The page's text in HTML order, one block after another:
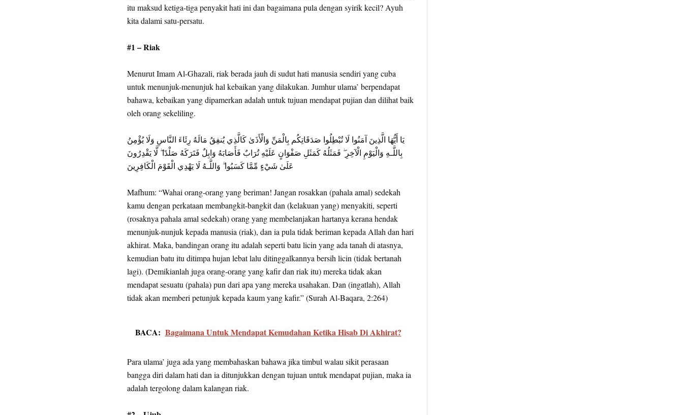
itu maksud ketiga-tiga penyakit hati ini dan bagaimana pula dengan syirik kecil? Ayuh
kita dalami satu-persatu.
#1 – Riak
Menurut Imam Al-Ghazali, riak berada jauh di sudut hati manusia sendiri yang cuba
untuk menunjuk-menunjuk hal kebaikan yang dilakukan. Jumhur ulama’ berpendapat
bahawa, kebaikan yang dipamerkan adalah untuk tujuan mendapat pujian dan dilihat baik
oleh orang sekeliling.
يَا أَيُّهَا الَّذِينَ آمَنُوا لَا تُبْطِلُوا صَدَقَاتِكُم بِالْمَنِّ وَالْأَذَىٰ كَالَّذِي يُنفِقُ مَالَهُ رِئَاءَ النَّاسِ وَلَا يُؤْمِنُ
بِاللَّـهِ وَالْيَوْمِ الْآخِرِ ۖ فَمَثَلُهُ كَمَثَلِ صَفْوَانٍ عَلَيْهِ تُرَابٌ فَأَصَابَهُ وَابِلٌ فَتَرَكَهُ صَلْدًا ۖ لَّا يَقْدِرُونَ
عَلَىٰ شَيْءٍ مِّمَّا كَسَبُوا ۗ وَاللَّـهُ لَا يَهْدِي الْقَوْمَ الْكَافِرِينَ
Mafhum: “Wahai orang-orang yang beriman! Jangan rosakkan (pahala amal) sedekah
kamu dengan perkataan membangkit-bangkit dan (kelakuan yang) menyakiti, seperti
(rosaknya pahala amal sedekah) orang yang membelanjakan hartanya kerana hendak
menunjuk-nunjuk kepada manusia (riak), dan ia pula tidak beriman kepada Allah dan hari
akhirat. Maka, bandingan orang itu adalah seperti batu licin yang ada tanah di atasnya,
kemudian batu itu ditimpa hujan lebat lalu ditinggalkannya bersih licin (tidak bertanah
lagi). (Demikianlah juga orang-orang yang kafir dan riak itu) mereka tidak akan
mendapat sesuatu (pahala) pun dari apa yang mereka usahakan. Dan (ingatlah), Allah
tidak akan memberi petunjuk kepada kaum yang kafir.” (Surah Al-Baqara, 2:264)
BACA: Bagaimana Untuk Mendapat Kemudahan Ketika Hisab Di Akhirat?
Para ulama’ juga ada yang membahaskan bahawa jika timbul walau sikit perasaan
bangga diri dalam hati dan ia ditunjukkan dengan tujuan untuk mendapat pujian, maka ia
adalah tergolong dalam kalangan riak.